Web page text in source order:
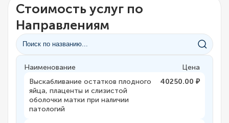
Стоимость услуг по
Направлениям
Наименование
Цена
Выскабливание остатков плодного
яйца, плаценты и слизистой
оболочки матки при наличии
патологий
40250.00 ₽